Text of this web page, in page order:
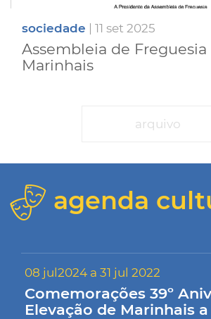
sociedade | 11 set 2025
Assembleia de Freguesia
Marinhais
arquivo
agenda
08 jul2024 a 31 jul 2022
Comemorações 39º
Elevação de Marinhais a